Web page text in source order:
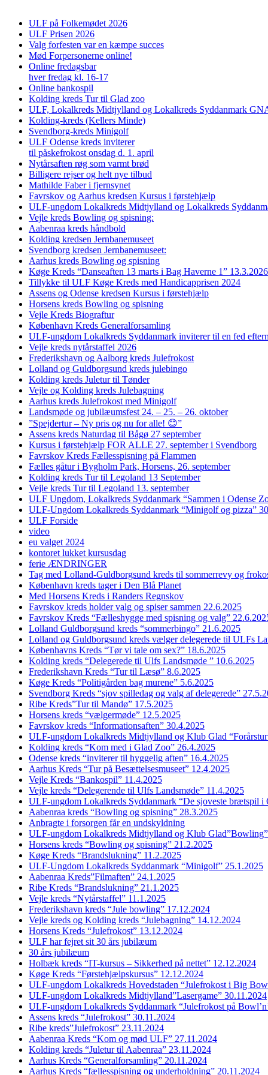
ULF på Folkemødet 2026
ULF Prisen 2026
Valg forfesten var en kæmpe succes
Mød Forpersonerne online!
Online fredagsbar
hver fredag kl. 16-17
Online bankospil
Kolding kreds Tur til Glad zoo
ULF, Lokalkreds Midtjylland og Lokalkreds Syddanmark
Kolding-kreds (Kellers Minde)
Svendborg-kreds Minigolf
ULF Odense kreds inviterer
til påskefrokost onsdag d. 1. april
Nytårsaften røg som varmt brød
Billigere rejser og helt nye tilbud
Mathilde Faber i fjernsynet
Favrskov og Aarhus kredsen Kursus i førstehjælp
ULF-ungdom Lokalkreds Midtjylland og Lokalkreds
Vejle kreds Bowling og spisning:
Aabenraa kreds håndbold
Kolding kredsen Jernbanemuseet
Svendborg kredsen Jernbanemuseet:
Aarhus kreds Bowling og spisning
Køge Kreds “Danseaften 13 marts i Bag Haverne 1” 13.3.2026
Tillykke til ULF Køge Kreds med Handicapprisen 2024
Assens og Odense kredsen Kursus i førstehjælp
Horsens kreds Bowling og spisning
Vejle Kreds Biograftur
København Kreds Generalforsamling
ULF-ungdom Lokalkreds Syddanmark inviterer til en fed
Vejle kreds nytårstaffel 2026
Frederikshavn og Aalborg kreds Julefrokost
Lolland og Guldborgsund kreds julebingo
Kolding kreds Juletur til Tønder
Vejle og Kolding kreds Julebagning
Aarhus kreds Julefrokost med Minigolf
Landsmøde og jubilæumsfest 24. – 25. – 26. oktober
”Spejdertur – Ny pris og nu for alle! 😊”
Assens kreds Naturdag til Bågø 27 september
Kursus i førstehjælp FOR ALLE 27. september i Svendborg
Favrskov Kreds Fællesspisning på Flammen
Fælles gåtur i Bygholm Park, Horsens, 26. september
Kolding kreds Tur til Legoland 13 September
Vejle kreds Tur til Legoland 13. september
ULF Ungdom, Lokalkreds Syddanmark “Sammen i Odense
ULF-Ungdom Lokalkreds Syddanmark “Minigolf og pizza”
ULF Forside
video
eu valget 2024
kontoret lukket kursusdag
ferie ÆNDRINGER
Tag med Lolland-Guldborgsund kreds til sommerrevy og
København kreds tager i Den Blå Planet
Med Horsens Kreds i Randers Regnskov
Favrskov kreds holder valg og spiser sammen 22.6.2025
Favrskov Kreds “Fælleshygge med spisning og valg”
Lolland Guldborgsund kreds “sommerbingo” 21.6.2025
Lolland og Guldborgsund kreds vælger delegerede til ULFs
Københavns Kreds “Tør vi tale om sex?” 18.6.2025
Kolding kreds “Delegerede til Ulfs Landsmøde ” 10.6.2025
Frederikshavn Kreds “Tur til Læsø” 8.6.2025
Køge Kreds “Politigården bag murene” 5.6.2025
Svendborg Kreds “sjov spilledag og valg af delegerede”
Ribe Kreds”Tur til Mandø” 17.5.2025
Horsens kreds “vælgermøde” 12.5.2025
Favrskov kreds “Informationsaften” 30.4.2025
ULF-ungdom Lokalkreds Midtjylland og Klub Glad
Kolding kreds “Kom med i Glad Zoo” 26.4.2025
Odense kreds “inviterer til hyggelig aften” 16.4.2025
Aarhus Kreds “Tur på Besættelsesmuseet” 12.4.2025
Vejle Kreds “Bankospil” 11.4.2025
Vejle kreds “Delegerende til Ulfs Landsmøde” 11.4.2025
ULF-ungdom Lokalkreds Syddanmark “De sjoveste brætspil i
Aabenraa kreds “Bowling og spisning” 28.3.2025
Anbragte i forsorgen får en undskyldning
ULF-ungdom Lokalkreds Midtjylland og Klub
Horsens kreds “Bowling og spisning” 21.2.2025
Køge Kreds “Brandslukning” 11.2.2025
ULF-Ungdom Lokalkreds Syddanmark “Minigolf” 25.1.2025
Aabenraa Kreds”Filmaften” 24.1.2025
Ribe Kreds “Brandslukning” 21.1.2025
Vejle kreds “Nytårstaffel” 11.1.2025
Frederikshavn kreds “Jule bowling” 17.12.2024
Vejle kreds og Kolding kreds “Julebagning” 14.12.2024
Horsens Kreds “Julefrokost” 13.12.2024
ULF har fejret sit 30 års jubilæum
30 års jubilæum
Holbæk kreds “IT-kursus – Sikkerhed på nettet” 12.12.2024
Køge Kreds “Førstehjælpskursus” 12.12.2024
ULF-ungdom Lokalkreds Hovedstaden “Julefrokost i Big
ULF-ungdom Lokalkreds Midtjylland”Lasergame” 30.11.2024
ULF-ungdom Lokalkreds Syddanmark “Julefrokost på
Assens kreds “Julefrokost” 30.11.2024
Ribe kreds”Julefrokost” 23.11.2024
Aabenraa Kreds “Kom og mød ULF” 27.11.2024
Kolding kreds “Juletur til Aabenraa” 23.11.2024
Aarhus Kreds “Generalforsamling” 20.11.2024
Aarhus Kreds “fællesspisning og underholdning” 20.11.2024